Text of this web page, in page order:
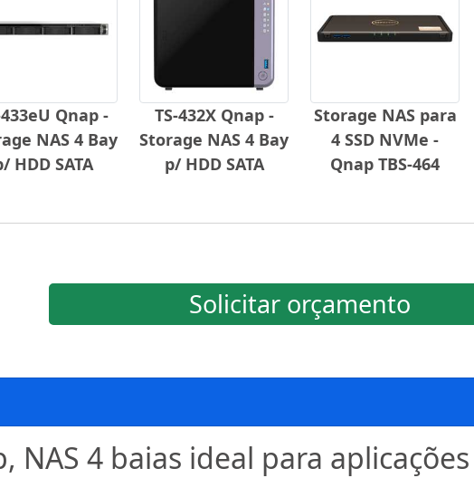
433eU Qnap -
NAS 4 Bay
HDD SATA
TS-432X Qnap -
Storage NAS 4 Bay
p/ HDD SATA
Storage NAS para
4 SSD NVMe -
Qnap TBS-464
Solicitar orçamento
NAS 4 baias ideal para